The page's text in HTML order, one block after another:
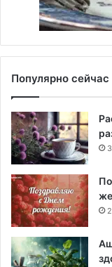
Популярно сейчас